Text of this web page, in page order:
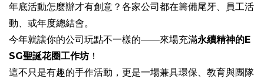
年底活動怎麼辦才有創意？各家公司都在籌備尾牙、員工活
動、或年度總結會。
今年就讓你的公司玩點不一樣的——來場充滿永續精神的E
SG聖誕花圈工作坊 ！
這不只是有趣的手作活動，更是一場兼具環保、教育與團隊